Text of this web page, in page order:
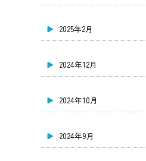
2025年2月
2024年12月
2024年10月
2024年9月